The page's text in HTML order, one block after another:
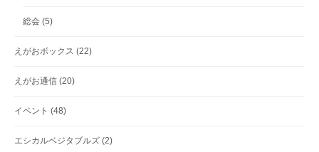
総会 (5)
えがおボックス (22)
えがお通信 (20)
イベント (48)
エシカルベジタブルズ (2)